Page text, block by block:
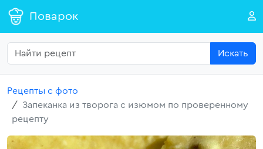
Поварок
Искать
Рецепты с фото
Запеканка из творога с изюмом по проверенному
рецепту